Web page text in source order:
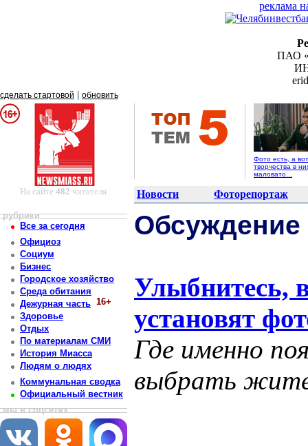
реклама
ПАО
сделать стартовой обновить
Фото есть, а вот
творчества в
маловато...
На сайте482 читателя Новости Фоторепортаж
рубрики
Все за сегодня
Официоз
Социум
Бизнес
Городское хозяйство
Среда обитания
Дежурная часть 16+
Здоровье
Отдых
По материалам СМИ
История Миасса
Людям о людях
Коммунальная сводка
Официальный вестник
мы в соцсетях
Улыбнитесь,
установят
Где именно
выбрать